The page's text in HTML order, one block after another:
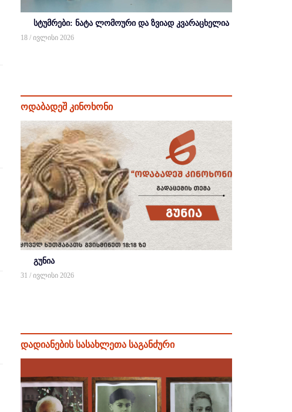
სტუმრები: ნატა ლომოური და ზვიად კვარაცხელია
18 / ივლისი 2026
ოდაბადეშ კინოხონი
გუნია
31 / ივლისი 2026
დადიანების სასახლეთა საგანძური